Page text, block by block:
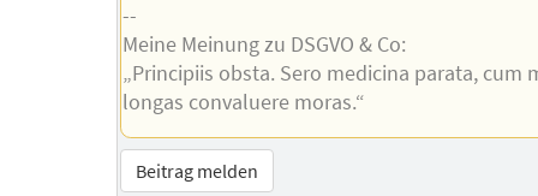
--
Meine Meinung zu DSGVO & Co:
„Principiis obsta. Sero medicina parata, cum
longas convaluere moras.“
Beitrag melden